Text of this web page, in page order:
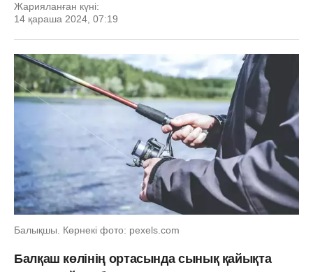
Жарияланған күні:
14 қараша 2024, 07:19
Балықшы. Көрнекі фото: pexels.com
Балқаш көлінің ортасында сынық қайықта